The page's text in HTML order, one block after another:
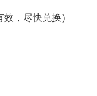
，尽快兑换）